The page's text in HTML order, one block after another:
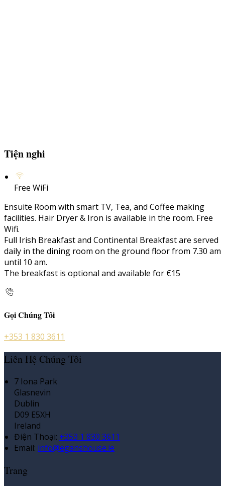
Tiện nghi
Free WiFi
Ensuite Room with smart TV, Tea, and Coffee making
facilities. Hair Dryer & Iron is available in the room. Free
Wifi.
Full Irish Breakfast and Continental Breakfast are served
daily in the dining room on the ground floor from 7.30 am
until 10 am.
The breakfast is optional and available for €15
Gọi Chúng Tôi
+353 1 830 3611
Liên Hệ Chúng Tôi
7 Iona Park
Glasnevin
Dublin
D09 E5XH
Ireland
Điện Thoại: +353 1 830 3611
Email: info@eganshouse.ie
Trang